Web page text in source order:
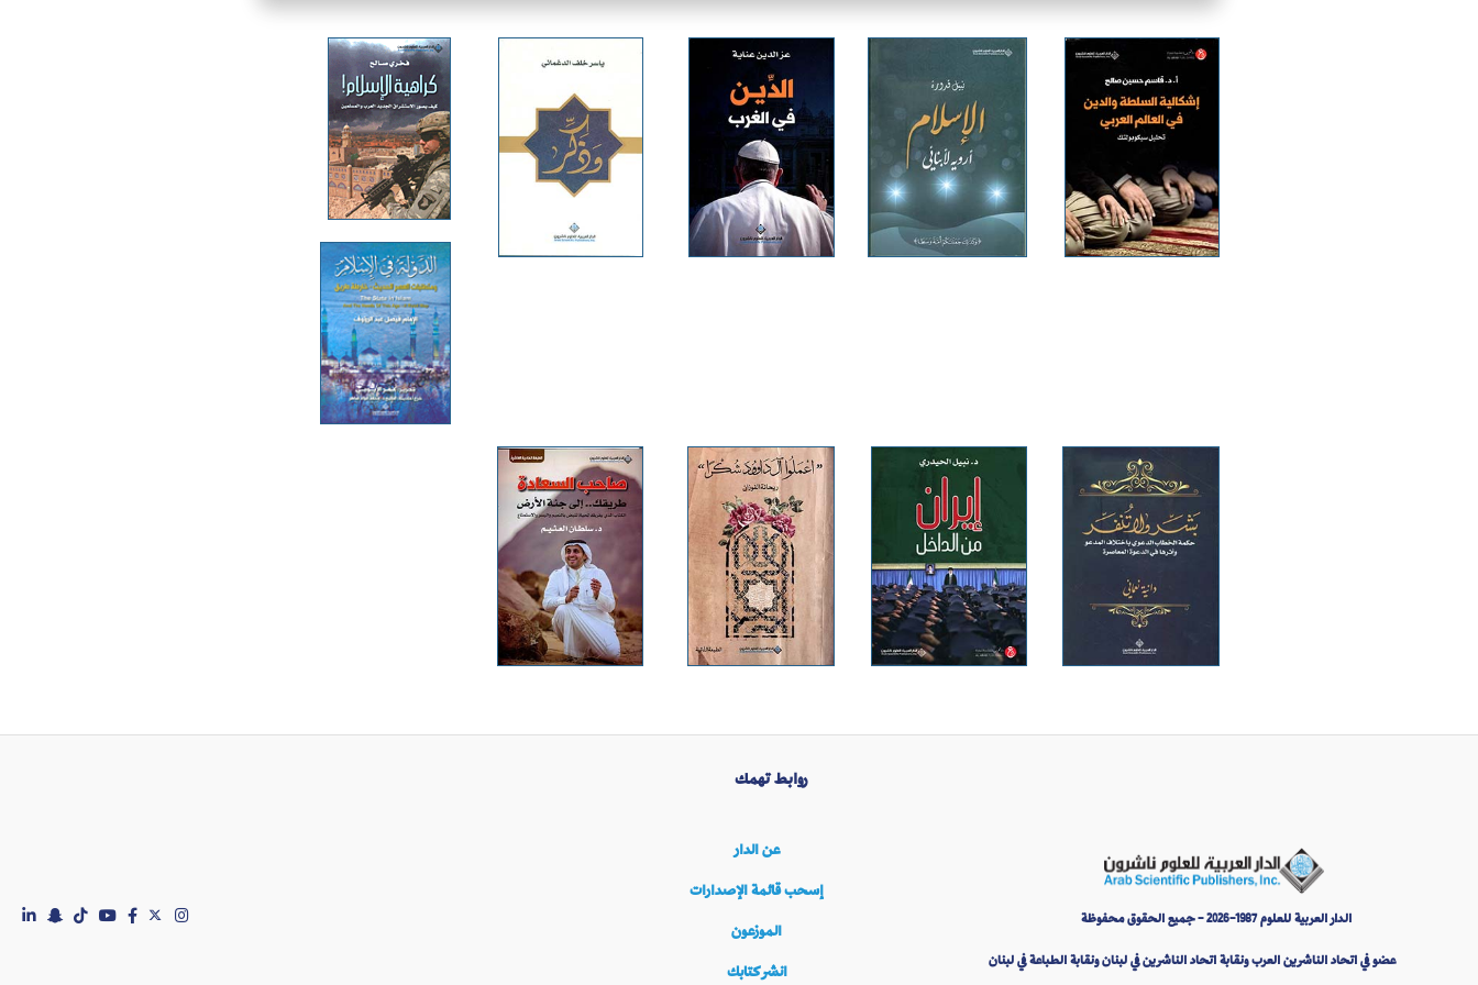
روابط تهمك
عن الدار
إسحب قائمة الإصدارات
الموزعون
انشر كتابك
الدار العربية للعلوم 1987-2026 - جميع الحقوق محفوظة
عضو في اتحاد الناشرين العرب ونقابة اتحاد الناشرين في لبنان ونقابة الطباعة في لبنان